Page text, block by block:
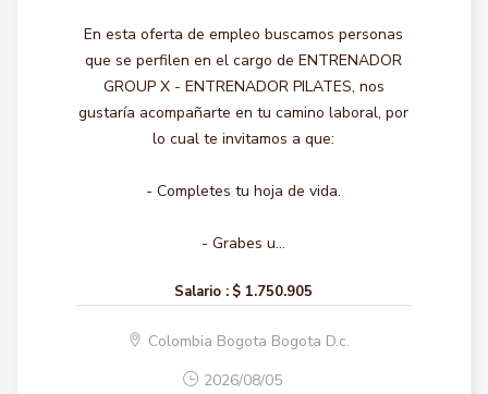
En esta oferta de empleo buscamos personas
que se perfilen en el cargo de ENTRENADOR
GROUP X - ENTRENADOR PILATES, nos
gustaría acompañarte en tu camino laboral, por
lo cual te invitamos a que:
- Completes tu hoja de vida.
- Grabes u...
Salario : $ 1.750.905
Colombia Bogota Bogota D.c.
2026/08/05